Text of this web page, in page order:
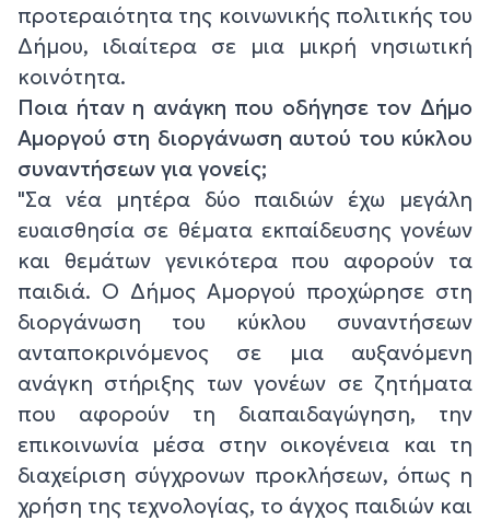
προτεραιότητα της κοινωνικής πολιτικής του
Δήμου, ιδιαίτερα σε μια μικρή νησιωτική
κοινότητα.
Ποια ήταν η ανάγκη που οδήγησε τον Δήμο
Αμοργού στη διοργάνωση αυτού του κύκλου
συναντήσεων για γονείς;
"Σα νέα μητέρα δύο παιδιών έχω μεγάλη
ευαισθησία σε θέματα εκπαίδευσης γονέων
και θεμάτων γενικότερα που αφορούν τα
παιδιά. Ο Δήμος Αμοργού προχώρησε στη
διοργάνωση του κύκλου συναντήσεων
ανταποκρινόμενος σε μια αυξανόμενη
ανάγκη στήριξης των γονέων σε ζητήματα
που αφορούν τη διαπαιδαγώγηση, την
επικοινωνία μέσα στην οικογένεια και τη
διαχείριση σύγχρονων προκλήσεων, όπως η
χρήση της τεχνολογίας, το άγχος παιδιών και